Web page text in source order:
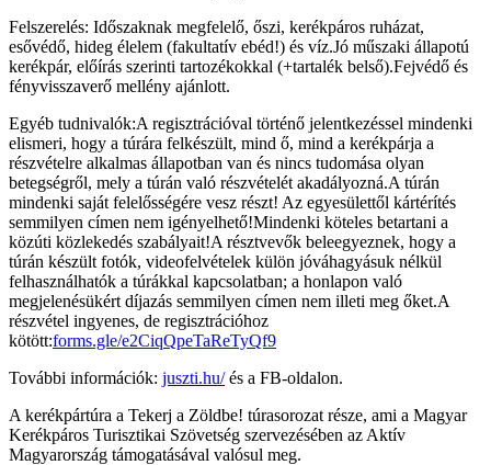
Felszerelés: Időszaknak megfelelő, őszi, kerékpáros ruházat,
esővédő, hideg élelem (fakultatív ebéd!) és víz.Jó műszaki állapotú
kerékpár, előírás szerinti tartozékokkal (+tartalék belső).Fejvédő és
fényvisszaverő mellény ajánlott.
Egyéb tudnivalók:A regisztrációval történő jelentkezéssel mindenki
elismeri, hogy a túrára felkészült, mind ő, mind a kerékpárja a
részvételre alkalmas állapotban van és nincs tudomása olyan
betegségről, mely a túrán való részvételét akadályozná.A túrán
mindenki saját felelősségére vesz részt! Az egyesülettől kártérítés
semmilyen címen nem igényelhető!Mindenki köteles betartani a
közúti közlekedés szabályait!A résztvevők beleegyeznek, hogy a
túrán készült fotók, videofelvételek külön jóváhagyásuk nélkül
felhasználhatók a túrákkal kapcsolatban; a honlapon való
megjelenésükért díjazás semmilyen címen nem illeti meg őket.A
részvétel ingyenes, de regisztrációhoz
kötött:forms.gle/e2CiqQpeTaReTyQf9
További információk: juszti.hu/és a FB-oldalon.
A kerékpártúra a Tekerj a Zöldbe! túrasorozat része, ami a Magyar
Kerékpáros Turisztikai Szövetség szervezésében az Aktív
Magyarország támogatásával valósul meg.